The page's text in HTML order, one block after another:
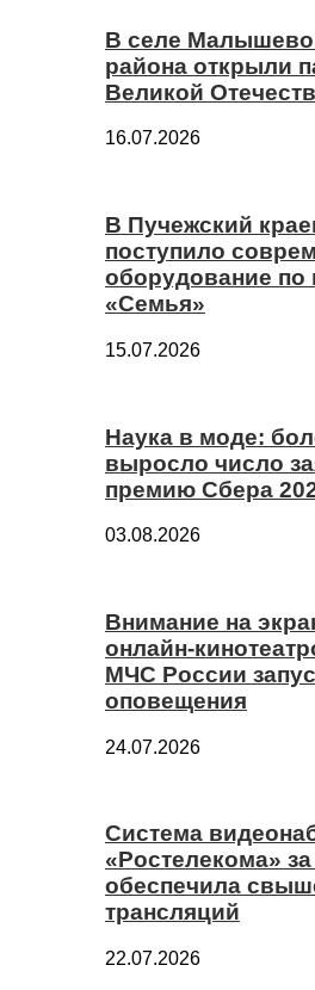
В селе Малышево
района открыли
Великой
16.07.2026
В Пучежский
поступило
оборудование по
«Семья»
15.07.2026
Наука в моде:
выросло число
премию Сбера
03.08.2026
Внимание на
онлайн-
МЧС России
оповещения
24.07.2026
Система
«Ростелекома»
обеспечила
трансляций
22.07.2026